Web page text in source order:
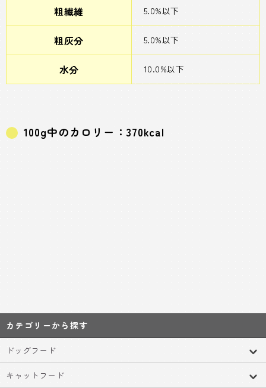
粗繊維 5.0%以下
粗灰分 5.0%以下
水分 10.0%以下
100g中のカロリー：370kcal
カテゴリーから探す
ドッグフード
キャットフード